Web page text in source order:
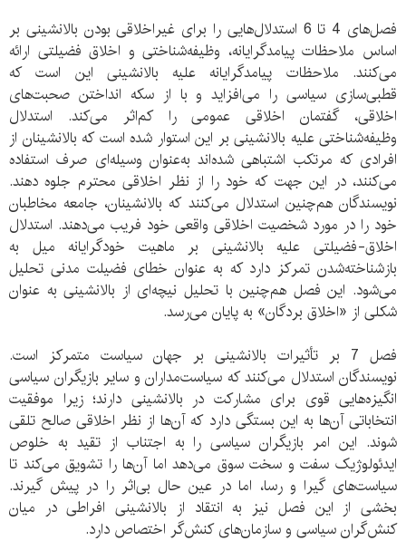
فصل‌های 4 تا 6 استدلال‌هایی را برای غیراخلاقی بودن بالانشینی بر
اساس ملاحظات پیامد‌گرایانه، وظیفه‌شناختی و اخلاق فضیلتی ارائه
می‌کنند. ملاحظات پیامد‌گرایانه علیه بالانشینی این است که
قطبی‌سازی سیاسی را می‌افزاید و با از سکه انداختن صحبت‌های
اخلاقی، گفتمان اخلاقی عمومی را کم‌اثر می‌کند. استدلال
وظیفه‌شناختی علیه بالانشینی بر این استوار شده است که بالانشینان از
افرادی که مرتکب اشتباهی شده‌اند به‌عنوان وسیله‌ای صرف استفاده
می‌کنند، در این جهت که خود را از نظر اخلاقی محترم جلوه دهند.
نویسندگان هم‌چنین استدلال می‌کنند که بالانشینان، جامعه مخاطبان
خود را در مورد شخصیت اخلاقی واقعی خود فریب می‌دهند. استدلال
اخلاق-فضیلتی علیه بالانشینی بر ماهیت خودگرایانه میل به
بازشناخته‌شدن تمرکز دارد که به عنوان خطای فضیلت مدنی تحلیل
می‌شود. این فصل هم‌چنین با تحلیل نیچه‌ای از بالانشینی به عنوان
شکلی از «اخلاق بردگان» به پایان می‌رسد.
فصل 7 بر تأثیرات بالانشینی بر جهان سیاست متمرکز است.
نویسندگان استدلال می‌کنند که سیاست‌مداران و سایر بازیگران سیاسی
انگیزه‌هایی قوی برای مشارکت در بالانشینی دارند؛ زیرا موفقیت
انتخاباتی آن‌ها به این بستگی دارد که آن‌ها از نظر اخلاقی صالح تلقی
شوند. این امر بازیگران سیاسی را به اجتناب از تقید به خلوص
ایدئولوژیک سفت و سخت سوق می‌دهد اما آن‌ها را تشویق می‌کند تا
سیاست‌های گیرا و رسا، اما در عین حال بی‌اثر را در پیش گیرند.
بخشی از این فصل نیز به انتقاد از بالانشینی افراطی در میان
کنش‌گران سیاسی و سازمان‌های کنش‌گر اختصاص دارد.